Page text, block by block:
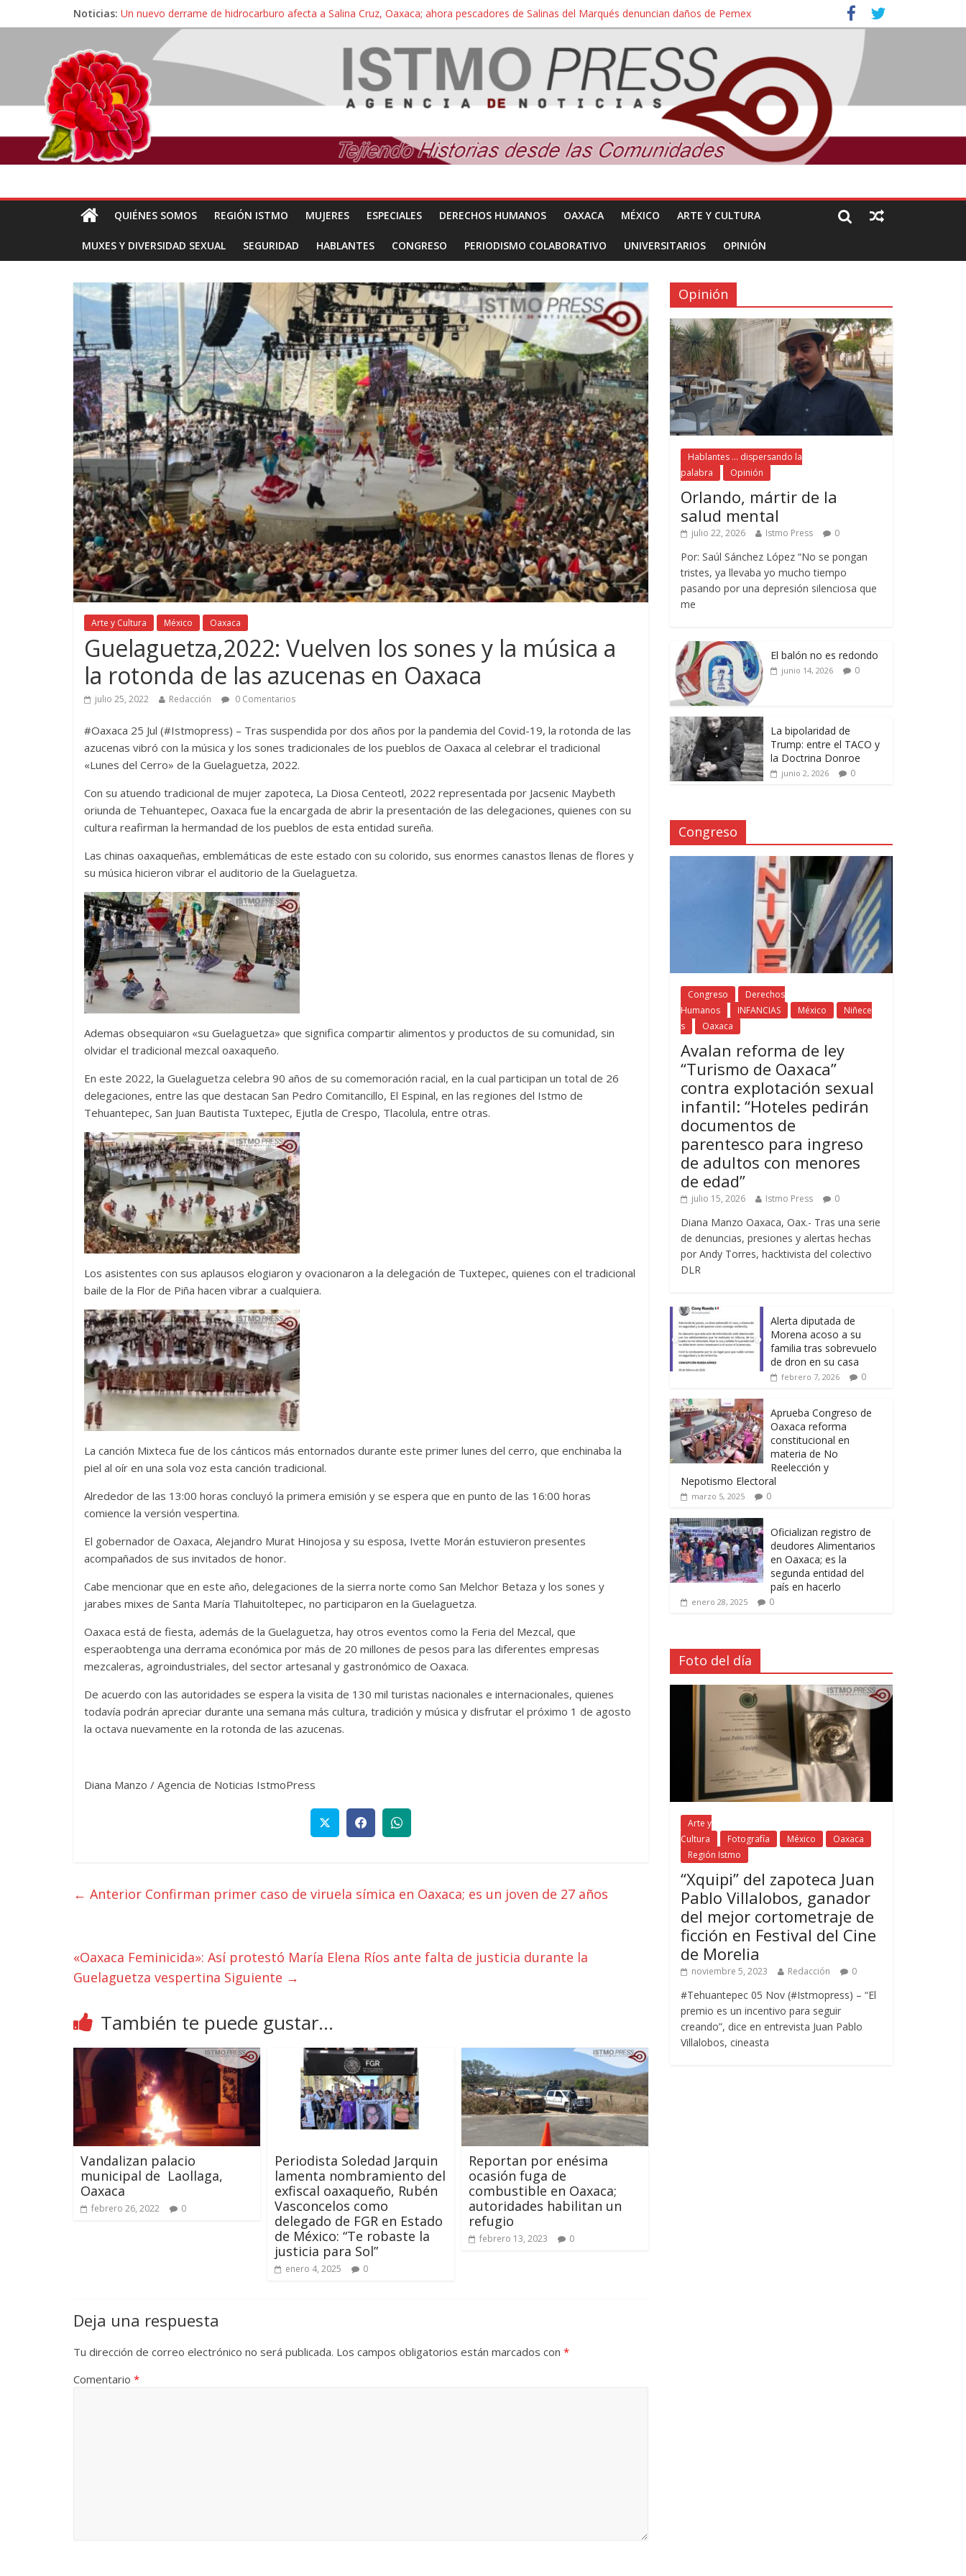
Noticias: Un nuevo derrame de hidrocarburo afecta a Salina Cruz, Oaxaca; ahora pescadores de Salinas del Marqués denuncian daños de Pemex
Ángel, el joven autista expulsado por la Universidad Bienestar de Ixtepec, Oaxaca vuelve a las aulas tras amparo
Familiares de periodista Alejandro Leyva se reúnen con titular de la SEGOB y exigen detener a los autores materiales e intelectuales de su asesinato
Alertan pescadores de Juchitán, Oaxaca de nuevo despojo de su territorio para construir un parque eólico
Pescadores y comuneros ikoots detienen la extracción ilegal de material pétreo de gravera Oyamel
QUIÉNES SOMOS REGIÓN ISTMO MUJERES ESPECIALES DERECHOS HUMANOS OAXACA MÉXICO ARTE Y CULTURA
MUXES Y DIVERSIDAD SEXUAL SEGURIDAD HABLANTES CONGRESO PERIODISMO COLABORATIVO UNIVERSITARIOS OPINIÓN
Arte y Cultura México Oaxaca
Guelaguetza,2022: Vuelven los sones y la música a
la rotonda de las azucenas en Oaxaca
julio 25, 2022 Redacción 0 Comentarios
#Oaxaca 25 Jul (#Istmopress) – Tras suspendida por dos años por la pandemia del Covid-19, la rotonda de las
azucenas vibró con la música y los sones tradicionales de los pueblos de Oaxaca al celebrar el tradicional
«Lunes del Cerro» de la Guelaguetza, 2022.
Con su atuendo tradicional de mujer zapoteca, La Diosa Centeotl, 2022 representada por Jacsenic Maybeth
oriunda de Tehuantepec, Oaxaca fue la encargada de abrir la presentación de las delegaciones, quienes con su
cultura reafirman la hermandad de los pueblos de esta entidad sureña.
Las chinas oaxaqueñas, emblemáticas de este estado con su colorido, sus enormes canastos llenas de flores y
su música hicieron vibrar el auditorio de la Guelaguetza.
Ademas obsequiaron «su Guelaguetza» que significa compartir alimentos y productos de su comunidad, sin
olvidar el tradicional mezcal oaxaqueño.
En este 2022, la Guelaguetza celebra 90 años de su comemoración racial, en la cual participan un total de 26
delegaciones, entre las que destacan San Pedro Comitancillo, El Espinal, en las regiones del Istmo de
Tehuantepec, San Juan Bautista Tuxtepec, Ejutla de Crespo, Tlacolula, entre otras.
Los asistentes con sus aplausos elogiaron y ovacionaron a la delegación de Tuxtepec, quienes con el tradicional
baile de la Flor de Piña hacen vibrar a cualquiera.
La canción Mixteca fue de los cánticos más entornados durante este primer lunes del cerro, que enchinaba la
piel al oír en una sola voz esta canción tradicional.
Alrededor de las 13:00 horas concluyó la primera emisión y se espera que en punto de las 16:00 horas
comience la versión vespertina.
El gobernador de Oaxaca, Alejandro Murat Hinojosa y su esposa, Ivette Morán estuvieron presentes
acompañados de sus invitados de honor.
Cabe mencionar que en este año, delegaciones de la sierra norte como San Melchor Betaza y los sones y
jarabes mixes de Santa María Tlahuitoltepec, no participaron en la Guelaguetza.
Oaxaca está de fiesta, además de la Guelaguetza, hay otros eventos como la Feria del Mezcal, que
esperaobtenga una derrama económica por más de 20 millones de pesos para las diferentes empresas
mezcaleras, agroindustriales, del sector artesanal y gastronómico de Oaxaca.
De acuerdo con las autoridades se espera la visita de 130 mil turistas nacionales e internacionales, quienes
todavía podrán apreciar durante una semana más cultura, tradición y música y disfrutar el próximo 1 de agosto
la octava nuevamente en la rotonda de las azucenas.
Diana Manzo / Agencia de Noticias IstmoPress
← Anterior Confirman primer caso de viruela símica en Oaxaca; es un joven de 27 años
«Oaxaca Feminicida»: Así protestó María Elena Ríos ante falta de justicia durante la
Guelaguetza vespertina Siguiente →
También te puede gustar...
Vandalizan palacio
municipal de Laollaga,
Oaxaca
febrero 26, 2022 0
Periodista Soledad Jarquin
lamenta nombramiento del
exfiscal oaxaqueño, Rubén
Vasconcelos como
delegado de FGR en Estado
de México: “Te robaste la
justicia para Sol”
enero 4, 2025 0
Reportan por enésima
ocasión fuga de
combustible en Oaxaca;
autoridades habilitan un
refugio
febrero 13, 2023 0
Deja una respuesta
Tu dirección de correo electrónico no será publicada. Los campos obligatorios están marcados con *
Comentario *
Opinión
Hablantes ... dispersando la
palabra
Opinión
Orlando, mártir de la
salud mental
julio 22, 2026 Istmo Press 0
Por: Saúl Sánchez López “No se pongan
tristes, ya llevaba yo mucho tiempo
pasando por una depresión silenciosa que
me
El balón no es redondo
junio 14, 2026 0
La bipolaridad de
Trump: entre el TACO y
la Doctrina Donroe
junio 2, 2026 0
Congreso
Congreso
Derechos
Humanos
INFANCIAS México
Niñece
s
Oaxaca
Avalan reforma de ley
“Turismo de Oaxaca”
contra explotación sexual
infantil: “Hoteles pedirán
documentos de
parentesco para ingreso
de adultos con menores
de edad”
julio 15, 2026 Istmo Press 0
Diana Manzo Oaxaca, Oax.- Tras una serie
de denuncias, presiones y alertas hechas
por Andy Torres, hacktivista del colectivo
DLR
Alerta diputada de
Morena acoso a su
familia tras sobrevuelo
de dron en su casa
febrero 7, 2026 0
Aprueba Congreso de
Oaxaca reforma
constitucional en
materia de No
Reelección y
Nepotismo Electoral
marzo 5, 2025 0
Oficializan registro de
deudores Alimentarios
en Oaxaca; es la
segunda entidad del
país en hacerlo
enero 28, 2025 0
Foto del día
Arte y
Cultura
Fotografía México
Oaxaca
Región Istmo
“Xquipi” del zapoteca Juan
Pablo Villalobos, ganador
del mejor cortometraje de
ficción en Festival del Cine
de Morelia
noviembre 5, 2023 Redacción 0
#Tehuantepec 05 Nov (#Istmopress) – “El
premio es un incentivo para seguir
creando”, dice en entrevista Juan Pablo
Villalobos, cineasta